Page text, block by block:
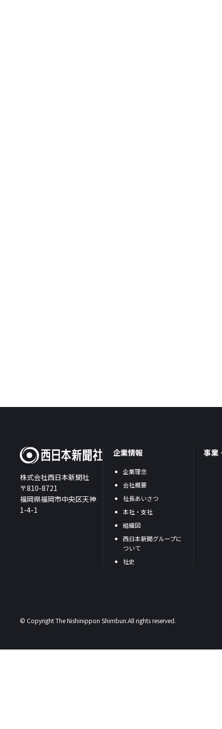
株式会社西日本新聞社
〒810-8721
福岡県福岡市中央区天神
1-4-1
企業情報
企業理念
会社概要
社長あいさつ
本社・支社
組織図
西日本新聞グループに
ついて
社史
事業
© Copyright The Nishinippon Shimbun.All rights reserved.